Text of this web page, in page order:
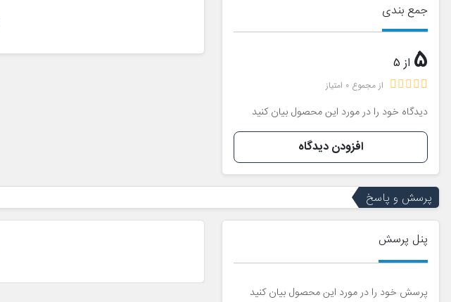
جمع بندی
5 از 5
از مجموع 0 امتیاز
دیدگاه خود را در مورد این محصول بیان کنید
افزودن دیدگاه
پرسش و پاسخ
پنل پرسش
پرسش خود را در مورد این محصول بیان کنید